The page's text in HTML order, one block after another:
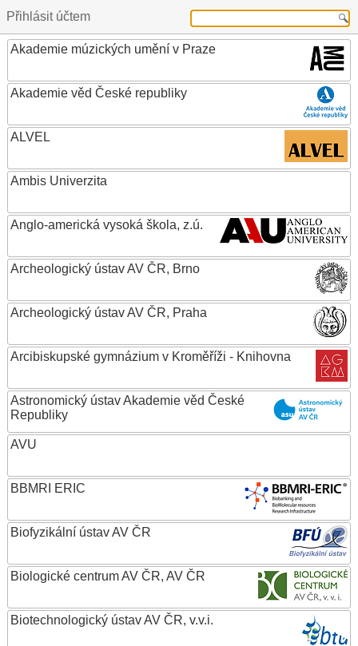
Přihlásit účtem
Akademie múzických umění v Praze
Akademie věd České republiky
ALVEL
Ambis Univerzita
Anglo-americká vysoká škola, z.ú.
Archeologický ústav AV ČR, Brno
Archeologický ústav AV ČR, Praha
Arcibiskupské gymnázium v Kroměříži - Knihovna
Astronomický ústav Akademie věd České
Republiky
AVU
BBMRI ERIC
Biofyzikální ústav AV ČR
Biologické centrum AV ČR, AV ČR
Biotechnologický ústav AV ČR, v.v.i.